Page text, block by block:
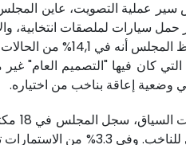
سيارات لملصقات انتخابية،
وضعية إعاقة بناخب من اختياره.